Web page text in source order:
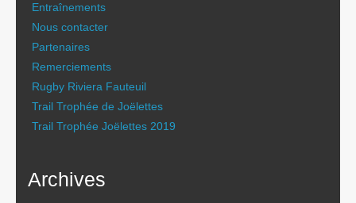
Entraînements
Nous contacter
Partenaires
Remerciements
Rugby Riviera Fauteuil
Trail Trophée de Joëlettes
Trail Trophée Joëlettes 2019
Archives